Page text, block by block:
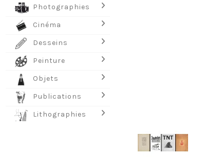
Photographies
Cinéma
Desseins
Peinture
Objets
Publications
Lithographies